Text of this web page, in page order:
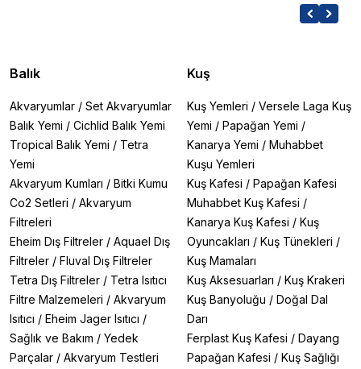
Balık
Akvaryumlar / Set Akvaryumlar
Balık Yemi / Cichlid Balık Yemi
Tropical Balık Yemi / Tetra
Yemi
Akvaryum Kumları / Bitki Kumu
Co2 Setleri / Akvaryum
Filtreleri
Eheim Dış Filtreler / Aquael Dış
Filtreler / Fluval Dış Filtreler
Tetra Dış Filtreler / Tetra Isıtıcı
Filtre Malzemeleri / Akvaryum
Isıtıcı / Eheim Jager Isıtıcı /
Sağlık ve Bakım / Yedek
Parçalar / Akvaryum Testleri
Kuş
Kuş Yemleri / Versele Laga Kuş
Yemi / Papağan Yemi /
Kanarya Yemi / Muhabbet
Kuşu Yemleri
Kuş Kafesi / Papağan Kafesi
Muhabbet Kuş Kafesi /
Kanarya Kuş Kafesi / Kuş
Oyuncakları / Kuş Tünekleri /
Kuş Mamaları
Kuş Aksesuarları / Kuş Krakeri
Kuş Banyoluğu / Doğal Dal
Darı
Ferplast Kuş Kafesi / Dayang
Papağan Kafesi / Kuş Sağlığı